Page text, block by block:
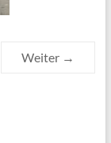
Weiter →